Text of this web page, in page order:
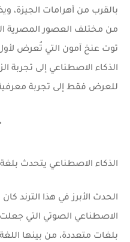
من مختلف العصور المصرية
توت عنخ آمون التي تُعرض
الذكاء الاصطناعي إلى تجربة
للعرض فقط إلى تجربة
الذكاء الاصطناعي يتحدث بلغة
الحدث الأبرز في هذا الترند
الاصطناعي الصوتي التي جعلت
بلغات متعددة، من بينها